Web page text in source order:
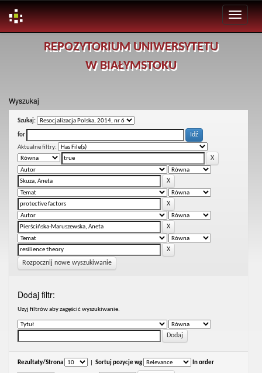
REPOZYTORIUM UNIWERSYTETU
W BIAŁYMSTOKU
Wyszukaj
Szukaj:
for
Aktualne filtry:
Rozpocznij nowe wyszukiwanie
Dodaj filtr:
Uzyj filtrów aby zagęścić wyszukiwanie.
Rezultaty/Strona Sortuj pozycje wg In order